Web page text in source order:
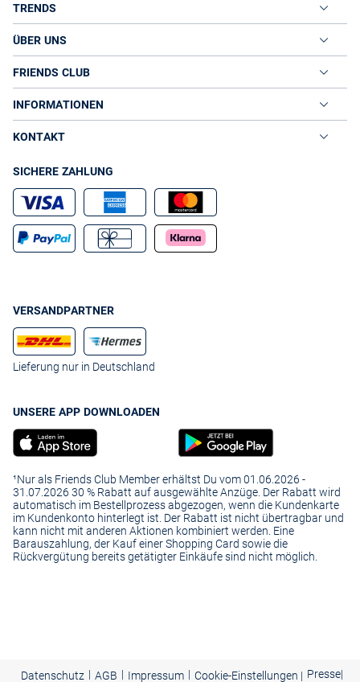
TRENDS
ÜBER UNS
FRIENDS CLUB
INFORMATIONEN
KONTAKT
SICHERE ZAHLUNG
VERSANDPARTNER
Lieferung nur in Deutschland
UNSERE APP DOWNLOADEN
¹Nur als Friends Club Member erhältst Du vom 01.06.2026 -
31.07.2026 30 % Rabatt auf ausgewählte Anzüge. Der Rabatt wird
automatisch im Bestellprozess abgezogen, wenn die Kundenkarte
im Kundenkonto hinterlegt ist. Der Rabatt ist nicht übertragbar und
kann nicht mit anderen Aktionen kombiniert werden. Eine
Barauszahlung, der Kauf einer Shopping Card sowie die
Rückvergütung bereits getätigter Einkäufe sind nicht möglich.
Datenschutz | AGB | Impressum | Cookie-Einstellungen | Presse|